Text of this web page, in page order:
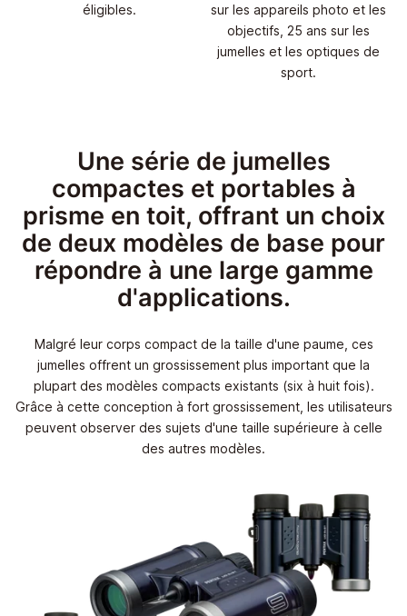
éligibles.
sur les appareils photo et les
objectifs, 25 ans sur les
jumelles et les optiques de
sport.
Une série de jumelles
compactes et portables à
prisme en toit, offrant un choix
de deux modèles de base pour
répondre à une large gamme
d'applications.
Malgré leur corps compact de la taille d'une paume, ces
jumelles offrent un grossissement plus important que la
plupart des modèles compacts existants (six à huit fois).
Grâce à cette conception à fort grossissement, les utilisateurs
peuvent observer des sujets d'une taille supérieure à celle
des autres modèles.